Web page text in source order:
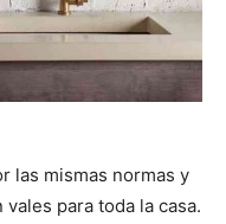
las mismas normas y
para toda la casa.